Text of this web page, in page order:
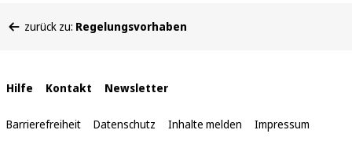
befinden
zurück zu: Regelungsvorhaben
Interne
Links
Hilfe Kontakt Newsletter
Barrierefreiheit Datenschutz Inhalte melden Impressum